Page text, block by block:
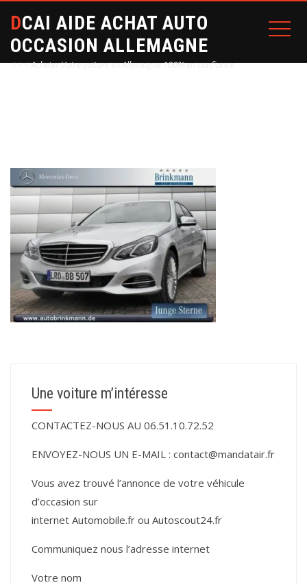
DCAI AIDE ACHAT AUTO
OCCASION ALLEMAGNE
⭐⭐⭐ Acheter Votre voiture en Allemagne 100% en confiance
Une voiture m’intéresse
CONTACTEZ-NOUS AU 06.51.10.72.52
ENVOYEZ-NOUS UN E-MAIL : contact@mandatair.fr
Vous avez trouvé l’annonce de votre véhicule
d’occasion sur
internet Automobile.fr ou Autoscout24.fr
Communiquez nous l’adresse internet
Votre nom